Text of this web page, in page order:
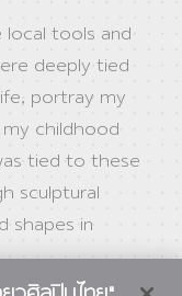
local tools and
deeply tied
portray my
childhood
tied to these
sculptural
shapes in